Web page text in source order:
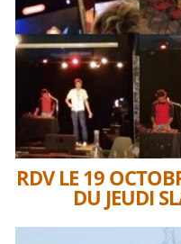
RDV LE 19
DU JEUDI